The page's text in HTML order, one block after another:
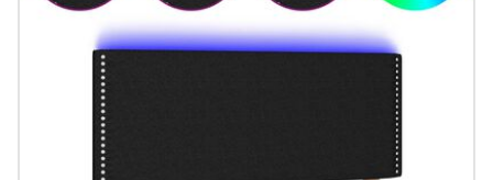
#sharemevidaxl